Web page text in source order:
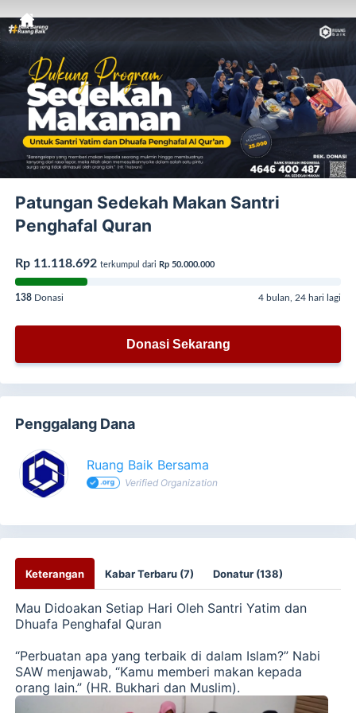
Patungan Sedekah Makan Santri
Penghafal Quran
Rp 11.118.692 terkumpul dari Rp 50.000.000
138 Donasi 4 bulan, 24 hari lagi
Donasi Sekarang
Penggalang Dana
Ruang Baik Bersama
Verified Organization
Keterangan Kabar Terbaru (7) Donatur (138)
Mau Didoakan Setiap Hari Oleh Santri Yatim dan
Dhuafa Penghafal Quran
“Perbuatan apa yang terbaik di dalam Islam?” Nabi
SAW menjawab, “Kamu memberi makan kepada
orang lain.” (HR. Bukhari dan Muslim).